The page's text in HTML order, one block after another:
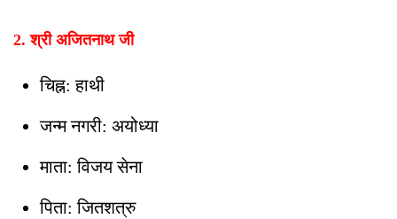
2. श्री अजितनाथ जी
चिह्न: हाथी
जन्म नगरी: अयोध्या
माता: विजय सेना
पिता: जितशत्रु